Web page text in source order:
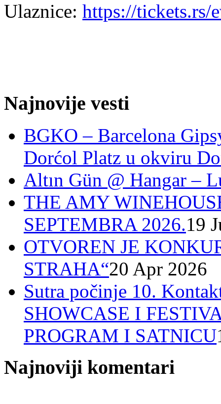
Ulaznice: https://tickets.rs/
Najnovije vesti
BGKO – Barcelona
Dorćol Platz u okviru
Altın Gün @ Hangar –
THE AMY
SEPTEMBRA 2026.19
OTVOREN JE
STRAHA“20 Apr 2026
Sutra počinje 10.
SHOWCASE I
PROGRAM I SATNICU
Najnoviji komentari